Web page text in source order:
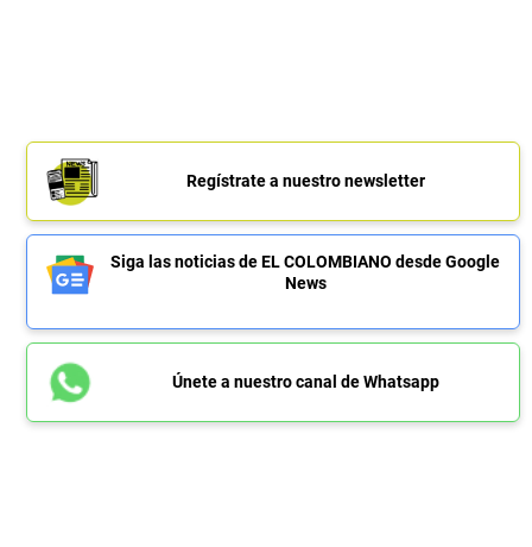
Regístrate a nuestro newsletter
Siga las noticias de EL COLOMBIANO desde Google
News
Únete a nuestro canal de Whatsapp